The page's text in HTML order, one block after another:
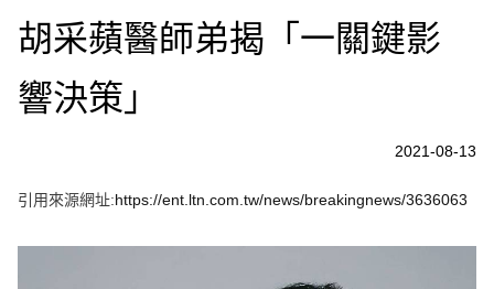
胡采蘋醫師弟揭「一關鍵影
響決策」
2021-08-13
引用來源網址:https://ent.ltn.com.tw/news/breakingnews/3636063